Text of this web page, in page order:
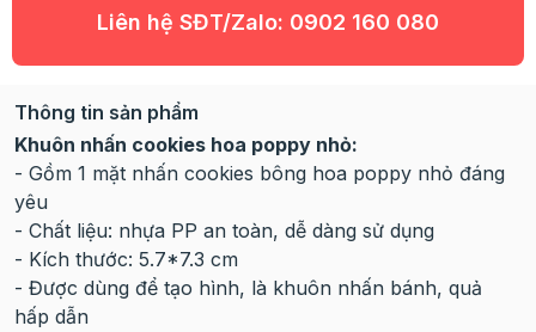
Liên hệ SĐT/Zalo: 0902 160 080
Thông tin sản phẩm
Khuôn nhấn cookies hoa poppy nhỏ:
- Gồm 1 mặt nhấn cookies bông hoa poppy nhỏ đáng
yêu
- Chất liệu: nhựa PP an toàn, dễ dàng sử dụng
- Kích thước: 5.7*7.3 cm
- Được dùng để tạo hình, là khuôn nhấn bánh, quả
hấp dẫn